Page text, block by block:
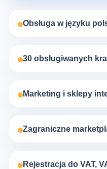
Obsługa w języku
30 obsługiwanych
Marketing i sklepy
Zagraniczne
Rejestracja do VAT,